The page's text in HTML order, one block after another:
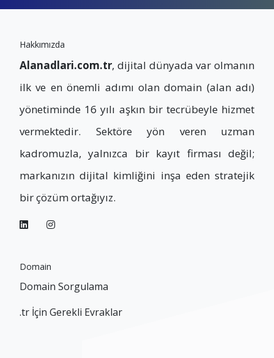
Hakkımızda
Alanadlari.com.tr, dijital dünyada var olmanın
ilk ve en önemli adımı olan domain (alan adı)
yönetiminde 16 yılı aşkın bir tecrübeyle hizmet
vermektedir. Sektöre yön veren uzman
kadromuzla, yalnızca bir kayıt firması değil;
markanızın dijital kimliğini inşa eden stratejik
bir çözüm ortağıyız.
Domain
Domain Sorgulama
.tr İçin Gerekli Evraklar